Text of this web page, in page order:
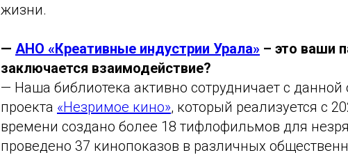
жизни.
— АНО «Креативные индустрии Урала» – это ваши
заключается взаимодействие?
— Наша библиотека активно сотрудничает с
проекта «Незримое кино», который реализуется с
времени создано более 18 тифлофильмов для
проведено 37 кинопоказов в различных